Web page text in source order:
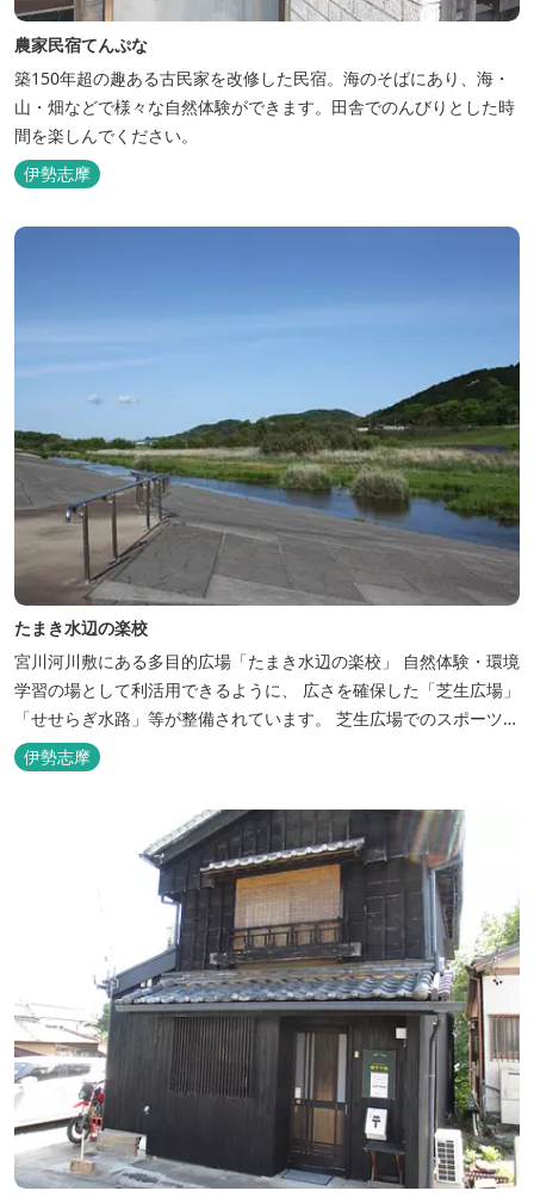
農家民宿てんぷな
築150年超の趣ある古民家を改修した民宿。海のそばにあり、海・
山・畑などで様々な自然体験ができます。田舎でのんびりとした時
間を楽しんでください。
伊勢志摩
たまき水辺の楽校
宮川河川敷にある多目的広場「たまき水辺の楽校」 自然体験・環境
学習の場として利活用できるように、 広さを確保した「芝生広場」
「せせらぎ水路」等が整備されています。 芝生広場でのスポーツや
バーベキューはもちろん、 車での乗り入れも可能なため、オートキ
ャンプなどもお楽しみいただけます！ 火災防止のため、バーベキュ
伊勢志摩